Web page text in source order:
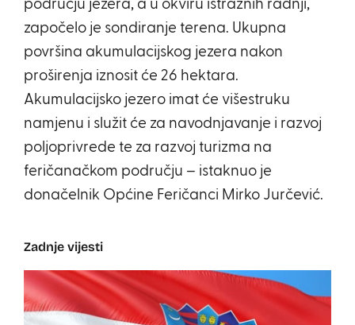
području jezera, a u okviru istražnih radnji,
započelo je sondiranje terena. Ukupna
površina akumulacijskog jezera nakon
proširenja iznosit će 26 hektara.
Akumulacijsko jezero imat će višestruku
namjenu i služit će za navodnjavanje i razvoj
poljoprivrede te za razvoj turizma na
feričanačkom području – istaknuo je
donačelnik Općine Feričanci Mirko Jurčević.
Zadnje vijesti